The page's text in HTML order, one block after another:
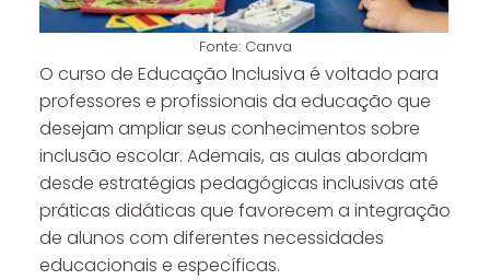
Fonte: Canva
O curso de Educação Inclusiva é voltado para
professores e profissionais da educação que
desejam ampliar seus conhecimentos sobre
inclusão escolar. Ademais, as aulas abordam
desde estratégias pedagógicas inclusivas até
práticas didáticas que favorecem a integração
de alunos com diferentes necessidades
educacionais e específicas.